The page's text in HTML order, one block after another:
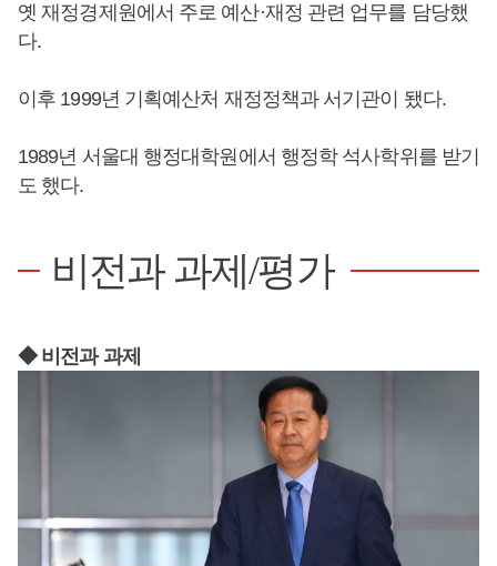
옛 재정경제원에서 주로 예산·재정 관련 업무를 담당했
다.
이후 1999년 기획예산처 재정정책과 서기관이 됐다.
1989년 서울대 행정대학원에서 행정학 석사학위를 받기
도 했다.
비전과 과제/평가
◆ 비전과 과제